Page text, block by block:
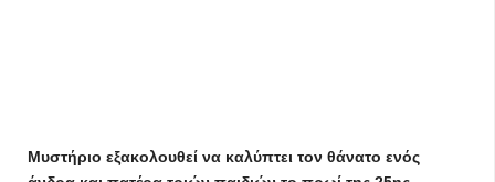
Μυστήριο εξακολουθεί να καλύπτει τον θάνατο ενός